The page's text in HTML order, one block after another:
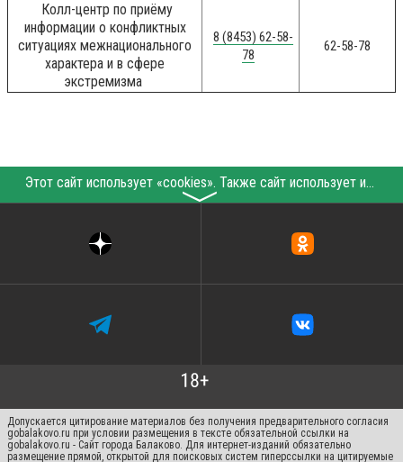
Колл-центр по приёму
информации о конфликтных
ситуациях межнационального
характера и в сфере
экстремизма
8 (8453) 62-58-
78
62-58-78
Этот сайт использует «cookies». Также сайт использует интернет-сервис для сбора технических данных касательно посетителей с целью получения маркетинговой и статистической информации. Условия обработки данных посетителей сайта см.
〉
Допускается цитирование материалов без получения предварительного согласия
gobalakovo.ru при условии размещения в тексте обязательной ссылки на
gobalakovo.ru - Сайт города Балаково. Для интернет-изданий обязательно
размещение прямой, открытой для поисковых систем гиперссылки на цитируемые